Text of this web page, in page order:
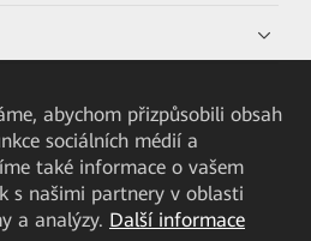
abychom přizpůsobili obsah
sociálních médií a
také informace o vašem
s našimi partnery v oblasti
a analýzy. Další informace